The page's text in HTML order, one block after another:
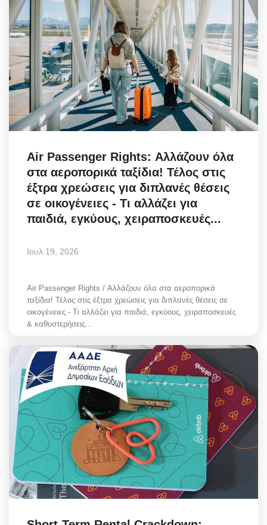
Air Passenger Rights: Αλλάζουν όλα
στα αεροπορικά ταξίδια! Τέλος στις
έξτρα χρεώσεις για διπλανές θέσεις
σε οικογένειες - Τι αλλάζει για
παιδιά, εγκύους, χειραποσκευές...
Ιουλ 19, 2026
Air Passenger Rights / Αλλάζουν όλα στα αεροπορικά
ταξίδια! Τέλος στις έξτρα χρεώσεις για διπλανές θέσεις σε
οικογένειες - Τι αλλάζει για παιδιά, εγκύους, χειραποσκευές
& καθυστερήσεις...